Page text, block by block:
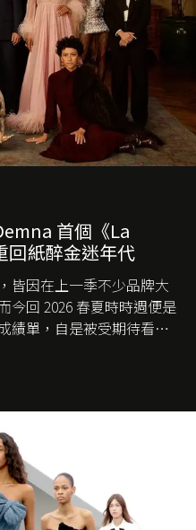
首個《La
回紙醉金迷年代
皆因在上一季不少品牌大
今回 2026 春夏時時週便是
績單，自是被受期待看他
在過去幾個季度業績
轉 Balenciaga 的愛將
擔心走得太前的 Demna
三不像。而從剛剛推出
們便知道 Demna 沒這麼
經展開！